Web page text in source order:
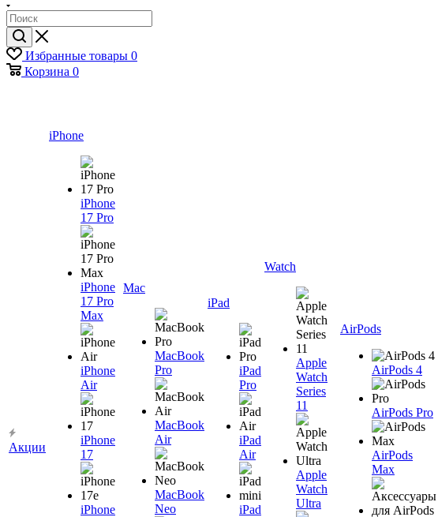
Избранные товары 0
Корзина 0
Акции
iPhone
iPhone
17 Pro
iPhone
17 Pro
Max
iPhone
Air
iPhone
17
iPhone
Mac
MacBook
Pro
MacBook
Air
MacBook
Neo
iPad
iPad
Pro
iPad
Air
iPad
Watch
Apple
Watch
Series
11
Apple
Watch
Ultra
AirPods
AirPods 4
AirPods Pro
AirPods
Max